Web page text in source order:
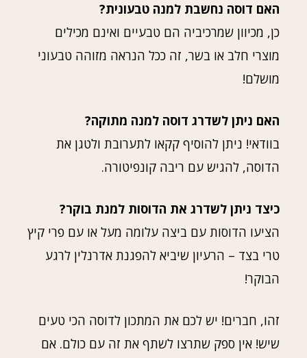
האם דוסה נחשבת למנה טבעונית?
כן, מכיוון שמרכיביה הם טבעיים ואינם מכילים
מוצרי חלב או בשר, זה ככל הנראה מזוהה טבעוני
מושלם!
האם ניתן לשדרג דוסה למנה מתוקה?
בוודאי! ניתן להוסיף קקאו לתערובת ולטגן את
הדוסה, להגיש עם ריבה קונפיטורה.
כיצד ניתן לשדרג את הדוסות למנת בוקר?
הציעו הדוסות עם ביצה עלומה מעל או עם פרי קיץ
טרי בצד – הרעיון שיביא להפגנת אדרנלין לרגע
הבוקר!
זהו, חברים! יש לכם את המתכון לדוסה הכי טעים
שיש! אין ספק שתרצו לשתף את זה עם כולם. אם